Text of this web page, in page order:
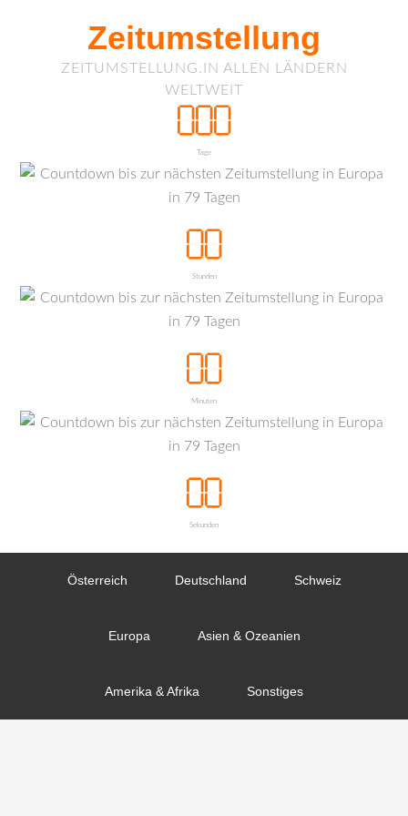
Zeitumstellung
ZEITUMSTELLUNG.IN ALLEN LÄNDERN
WELTWEIT
Tage
Stunden
Minuten
Sekunden
Österreich Deutschland Schweiz
Europa Asien & Ozeanien
Amerika & Afrika Sonstiges